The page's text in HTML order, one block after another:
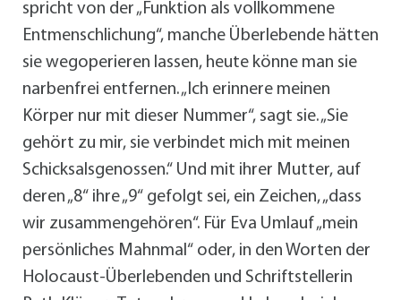
spricht von der „Funktion als vollkommene
Entmenschlichung“, manche Überlebende hätten
sie wegoperieren lassen, heute könne man sie
narbenfrei entfernen. „Ich erinnere meinen
Körper nur mit dieser Nummer“, sagt sie. „Sie
gehört zu mir, sie verbindet mich mit meinen
Schicksalsgenossen.“ Und mit ihrer Mutter, auf
deren „8“ ihre „9“ gefolgt sei, ein Zeichen, „dass
wir zusammengehören“. Für Eva Umlauf „mein
persönliches Mahnmal“ oder, in den Worten der
Holocaust-Überlebenden und Schriftstellerin